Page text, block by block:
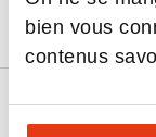
bien vous
contenus